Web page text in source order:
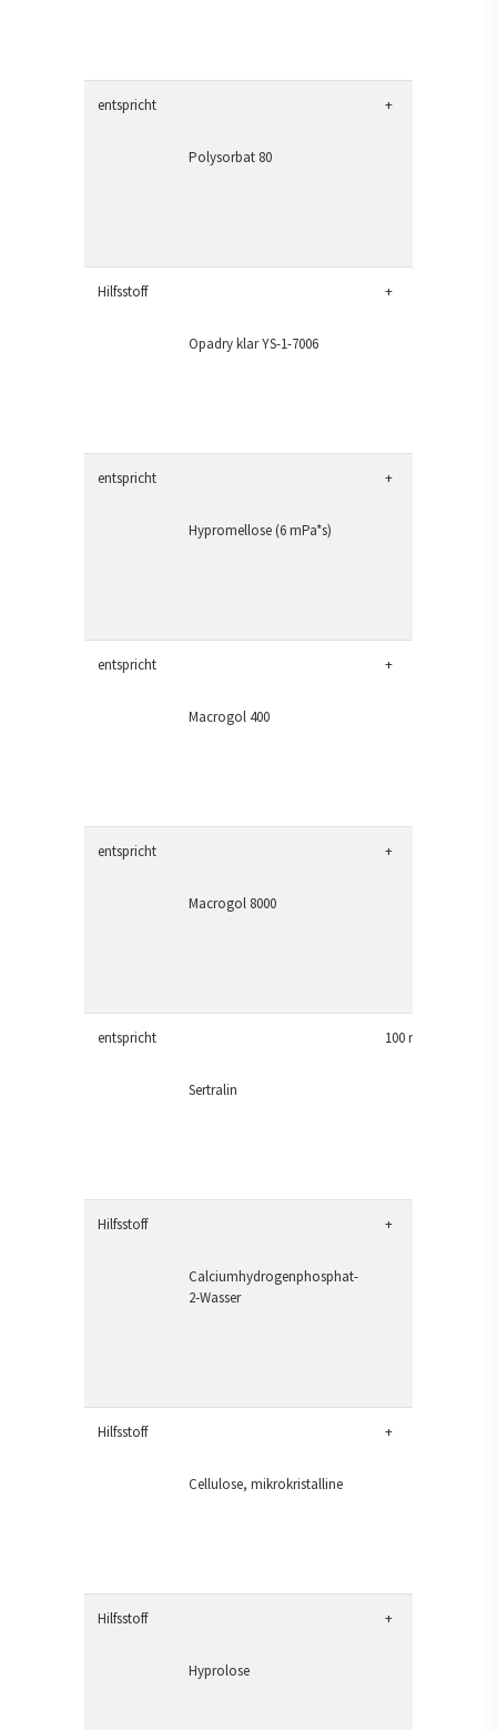
entspricht
Polysorbat 80
+
Hilfsstoff
Opadry klar YS-1-7006
+
entspricht
Hypromellose (6 mPa*s)
+
entspricht
Macrogol 400
+
entspricht
Macrogol 8000
+
entspricht
Sertralin
100 mg
Hilfsstoff
Calciumhydrogenphosphat-
2-Wasser
+
Hilfsstoff
Cellulose, mikrokristalline
+
Hilfsstoff
Hyprolose
+